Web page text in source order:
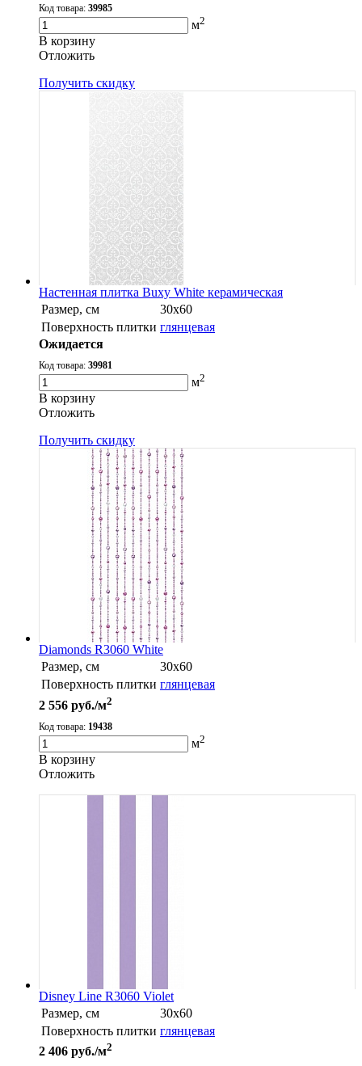
Код товара: 39985
м2
В корзину
Oтложить
Получить скидку
Настенная плитка Buxy White керамическая
Размер, см
30х60
Поверхность плитки глянцевая
Ожидается
Код товара: 39981
м2
В корзину
Oтложить
Получить скидку
Diamonds R3060 White
Размер, см
30х60
Поверхность плитки глянцевая
2 556 руб./м2
Код товара: 19438
м2
В корзину
Oтложить
Disney Line R3060 Violet
Размер, см
30х60
Поверхность плитки глянцевая
2 406 руб./м2